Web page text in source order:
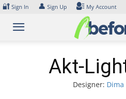
Skip
content
🔐 Sign In 👤 Sign Up My Account
Akt-
Designer: Dima